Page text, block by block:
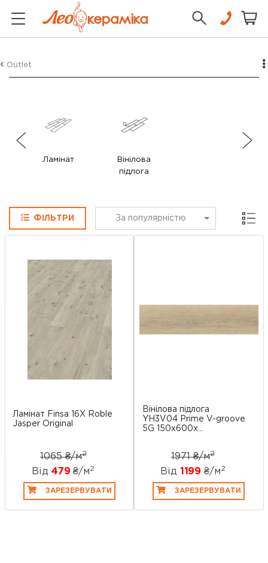
Outlet
Ламінат
Вінілова
підлога
ФІЛЬТРИ За популярністю Сітка
Ламінат Finsa 16X Roble
Jasper Original
1065 ₴/м2
Від 479₴/м2
ЗАРЕЗЕРВУВАТИ
Вінілова підлога
YH3V04 Prime V-groove
5G 150x600x...
1971 ₴/м2
Від 1199 ₴/м2
ЗАРЕЗЕРВУВАТИ